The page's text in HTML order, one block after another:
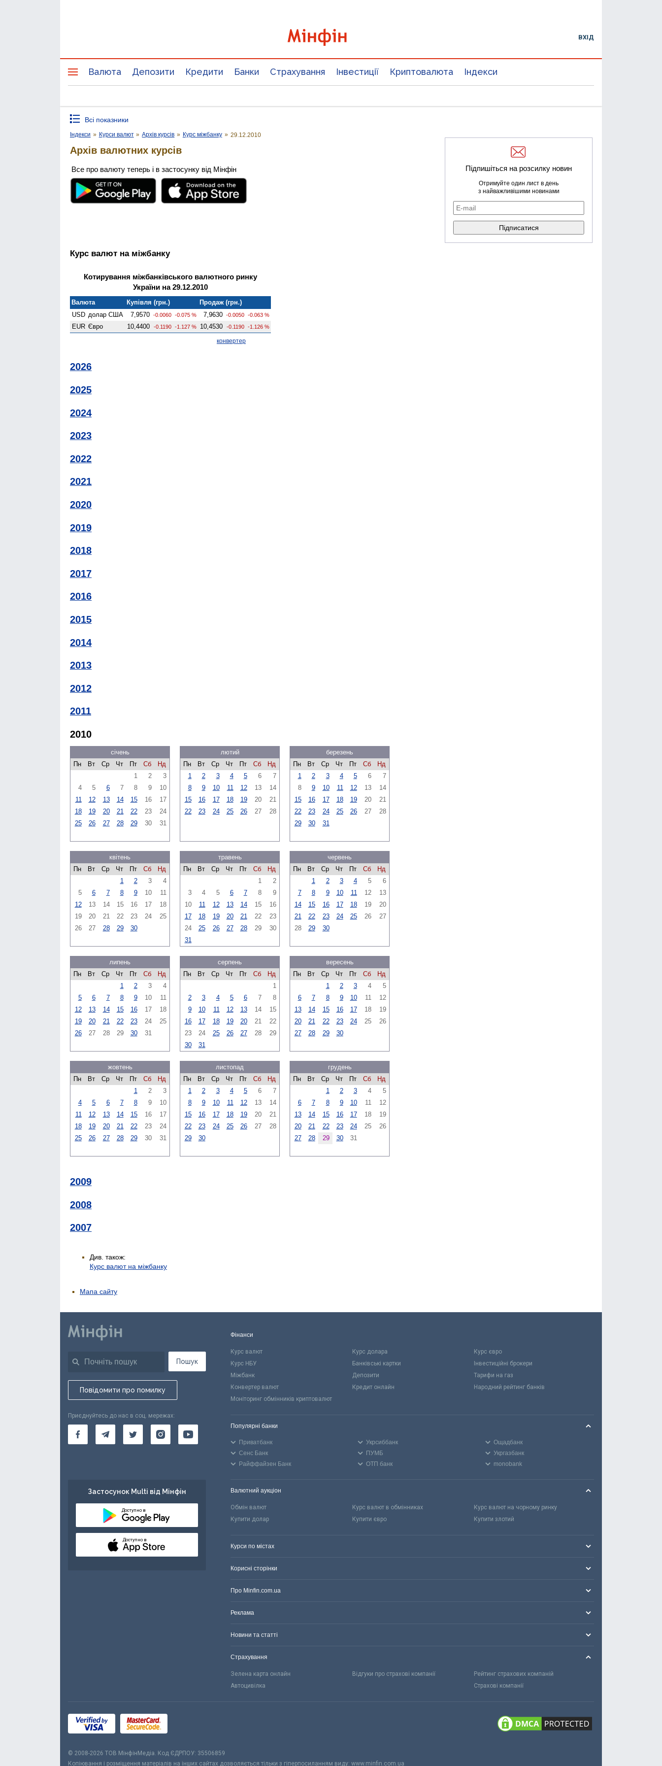
ВХІД
Валюта Депозити Кредити Банки Страхування Інвестиції Криптовалюта Індекси
Всі показники
Індекси » Курси валют » Архів курсів » Курс міжбанку » 29.12.2010
Архів валютних курсів
Все про валюту теперь і в застосунку від Мінфін
Курс валют на міжбанку
Котирування міжбанківського валютного ринку
України на 29.12.2010
Валюта Купівля (грн.)
Продаж (грн.)
USD долар США 7,9570 -0.0060 -0.075 % 7,9630 -0.0050 -0.063 %
EUR Євро 10,4400 -0.1190 -1.127 % 10,4530 -0.1190 -1.126 %
конвертер
2026
2025
2024
2023
2022
2021
2020
2019
2018
2017
2016
2015
2014
2013
2012
2011
2010
січень
Пн
Вт Ср Чт Пт Сб
Нд
1
2
3
4
5 6 7 8 9
10
11
12 13 14 15 16
17
18
19 20 21 22 23
24
25
26 27 28 29 30 31
лютий
Пн
Вт Ср Чт Пт Сб
Нд
1
2 3 4 5 6
7
8
9 10 11 12 13
14
15
16 17 18 19 20
21
22
23 24 25 26 27 28
березень
Пн
Вт Ср Чт Пт Сб
Нд
1
2 3 4 5 6
7
8
9 10 11 12 13
14
15
16 17 18 19 20
21
22
23 24 25 26 27
28
29
30 31
квітень
Пн
Вт Ср Чт Пт Сб
Нд
1
2 3
4
5
6 7 8 9 10
11
12
13 14 15 16 17
18
19
20 21 22 23 24
25
26
27 28 29 30
травень
Пн
Вт Ср Чт Пт Сб
Нд
1
2
3
4 5 6 7 8
9
10
11 12 13 14 15
16
17
18 19 20 21 22
23
24
25 26 27 28 29
30
31
червень
Пн
Вт Ср Чт Пт Сб
Нд
1
2 3 4 5
6
7
8 9 10 11 12
13
14
15 16 17 18 19
20
21
22 23 24 25 26
27
28
29 30
липень
Пн
Вт Ср Чт Пт Сб
Нд
1
2 3
4
5
6 7 8 9 10
11
12
13 14 15 16 17
18
19
20 21 22 23 24
25
26
27 28 29 30 31
серпень
Пн
Вт Ср Чт Пт Сб
Нд
1
2
3 4 5 6 7
8
9
10 11 12 13 14
15
16
17 18 19 20 21
22
23
24 25 26 27 28
29
30
31
вересень
Пн
Вт Ср Чт Пт Сб
Нд
1
2 3 4
5
6
7 8 9 10 11
12
13
14 15 16 17 18
19
20
21 22 23 24 25
26
27
28 29 30
жовтень
Пн
Вт Ср Чт Пт Сб
Нд
1
2
3
4
5 6 7 8 9
10
11
12 13 14 15 16
17
18
19 20 21 22 23
24
25
26 27 28 29 30 31
листопад
Пн
Вт Ср Чт Пт Сб
Нд
1
2 3 4 5 6
7
8
9 10 11 12 13
14
15
16 17 18 19 20
21
22
23 24 25 26 27
28
29
30
грудень
Пн
Вт Ср Чт Пт Сб
Нд
1
2 3 4
5
6
7 8 9 10 11
12
13
14 15 16 17 18
19
20
21 22 23 24 25
26
27
28 29 30 31
2009
2008
2007
Див. також:
Курс валют на міжбанку
Підпишіться на розсилку новин
Отримуйте один лист в день
з найважливішими новинами
Мапа сайту
Пошук
Повідомити про помилку
Приєднуйтесь до нас в соц. мережах:
Застосунок Multi від Мінфін
Доступно в
Доступно в
Фінанси
Курс валют Курс долара
Курс євро
Курс НБУ
Банківські картки
Інвестиційні брокери
Міжбанк
Депозити
Тарифи на газ
Конвертер валют
Кредит онлайн
Народний рейтинг банків
Моніторинг обмінників криптовалют
Популярні банки
Приватбанк Укрсиббанк
Ощадбанк
Сенс Банк
ПУМБ
Укргазбанк
Райффайзен Банк
ОТП банк monobank
Валютний аукціон
Обмін валют Курс валют в обмінниках
Курс валют на чорному ринку
Купити долар
Купити євро Купити злотий
Курси по містах
Корисні сторінки
Про Minfin.com.ua
Реклама
Новини та статті
Страхування
Зелена карта онлайн Відгуки про страхові компанії
Рейтинг страхових компаній
Автоцивілка
Страхові компанії
© 2008-2026 ТОВ МiнфiнМедiа. Код ЄДРПОУ: 35506859
Копіювання і розміщення матеріалів на інших сайтах дозволяється тільки з гіперпосиланням виду: www.minfin.com.ua